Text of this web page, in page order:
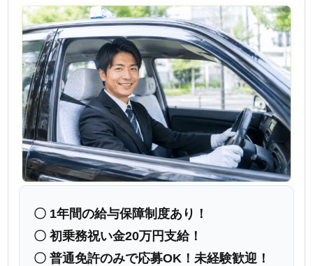
〇 1年間の給与保障制度あり！
〇 初乗務祝い金20万円支給！
〇 普通免許のみで応募OK！未経験歓迎！